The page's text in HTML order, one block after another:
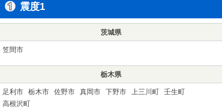
震度1
茨城県
笠間市
栃木県
足利市 栃木市 佐野市 真岡市 下野市 上三川町
壬生町
高根沢町